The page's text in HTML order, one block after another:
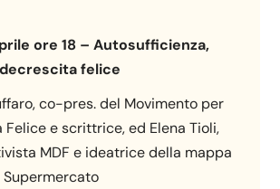
ore 18 – Autosufficienza,
felice
co-pres. del Movimento per
Felice e scrittrice, ed Elena Tioli,
MDF e ideatrice della mappa
Supermercato